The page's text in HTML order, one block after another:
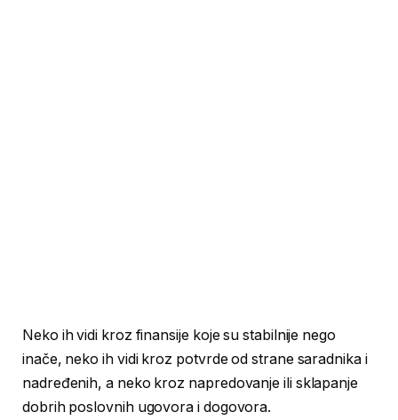
Neko ih vidi kroz finansije koje su stabilnije nego
inače, neko ih vidi kroz potvrde od strane saradnika i
nadređenih, a neko kroz napredovanje ili sklapanje
dobrih poslovnih ugovora i dogovora.